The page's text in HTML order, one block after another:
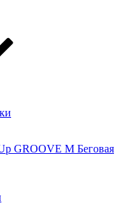
GROOVE M Бе­го­вая